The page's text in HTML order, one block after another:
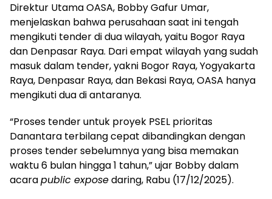
Direktur Utama OASA, Bobby Gafur Umar,
menjelaskan bahwa perusahaan saat ini tengah
mengikuti tender di dua wilayah, yaitu Bogor Raya
dan Denpasar Raya. Dari empat wilayah yang sudah
masuk dalam tender, yakni Bogor Raya, Yogyakarta
Raya, Denpasar Raya, dan Bekasi Raya, OASA hanya
mengikuti dua di antaranya.
“Proses tender untuk proyek PSEL prioritas
Danantara terbilang cepat dibandingkan dengan
proses tender sebelumnya yang bisa memakan
waktu 6 bulan hingga 1 tahun,” ujar Bobby dalam
acarapublic exposedaring, Rabu (17/12/2025).